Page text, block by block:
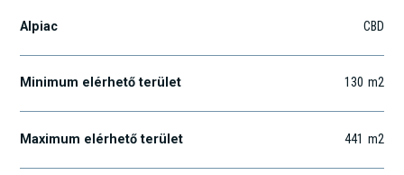
Alpiac CBD
Minimum elérhető terület 130 m2
Maximum elérhető terület 441 m2